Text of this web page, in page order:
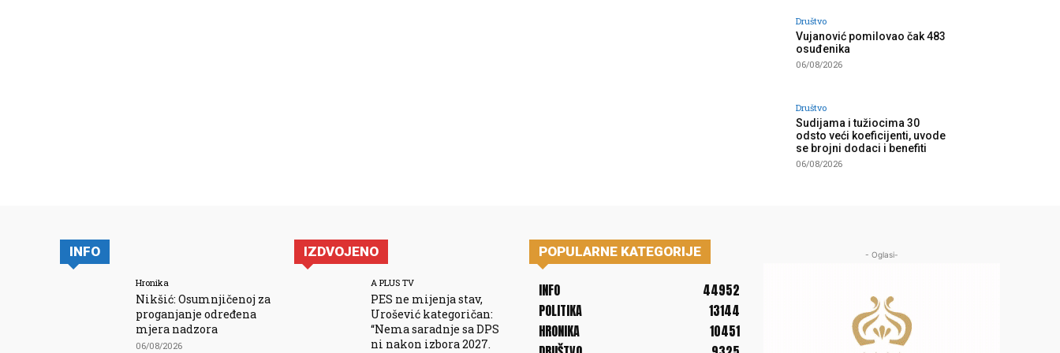
Društvo
Vujanović pomilovao čak 483
osuđenika
06/08/2026
Društvo
Sudijama i tužiocima 30
odsto veći koeficijenti, uvode
se brojni dodaci i benefiti
06/08/2026
INFO
Hronika
Nikšić: Osumnjičenoj za
proganjanje određena
mjera nadzora
06/08/2026
IZDVOJENO
A PLUS TV
PES ne mijenja stav,
Urošević kategoričan:
“Nema saradnje sa DPS
ni nakon izbora 2027.
POPULARNE KATEGORIJE
INFO
44952
POLITIKA
13144
HRONIKA
10451
- Oglasi-